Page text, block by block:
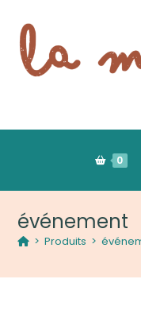
0
événement
> Produits >